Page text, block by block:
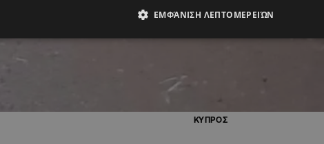
ΚΥΠΡΟΣ
ΕΜΦΆΝΙΣΗ ΛΕΠΤΟΜΕΡΕΙΏΝ